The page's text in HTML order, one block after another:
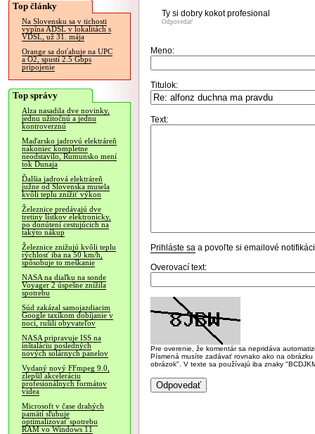
Top články
Na Slovensku sa v tichosti
vypína ADSL v lokalitách s
VDSL, už 31. mája
Orange sa doťahuje na UPC
a O2, spustí 2.5 Gbps
pripojenie
Top správy
Alza nasadila dve novinky,
jednu užitočnú a jednu
kontroverznú
Maďarsko jadrovú elektráreň
nakoniec kompletne
neodstavilo, Rumunsko mení
tok Dunaja
Ďalšia jadrová elektráreň
južne od Slovenska musela
kvôli teplu znížiť výkon
Železnice predávajú dve
tretiny lístkov elektronicky,
po donútení cestujúcich na
takýto nákup
Železnice znižujú kvôli teplu
rýchlosť iba na 50 km/h,
spôsobuje to meškanie
NASA na diaľku na sonde
Voyager 2 úspešne znížila
spotrebu
Súd zakázal samojazdiacim
Google taxíkom dobíjanie v
noci, rušili obyvateľov
NASA pripravuje ISS na
inštaláciu posledných
nových solárnych panelov
Vydaný nový FFmpeg 9.0,
zlepšil akceleráciu
profesionálnych formátov
videa
Microsoft v čase drahých
pamätí sľubuje
optimalizovať spotrebu
RAM vo Windows 11
Ty si dobry kokot profesional
Odpovedať
Meno:
Titulok:
Text:
Prihláste sa a povoľte si emailové
Overovací text:
Pre overenie, že komentár sa nepridáva
Písmená musíte zadávať rovnako ako na
obrázok". V texte sa používajú iba znaky